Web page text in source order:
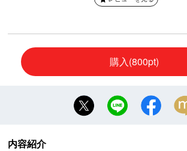
購入(800pt)
内容紹介